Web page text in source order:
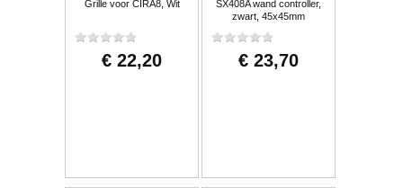
Grille voor CIRA8, Wit
€ 22,20
SX408A wand controller,
zwart, 45x45mm
€ 23,70